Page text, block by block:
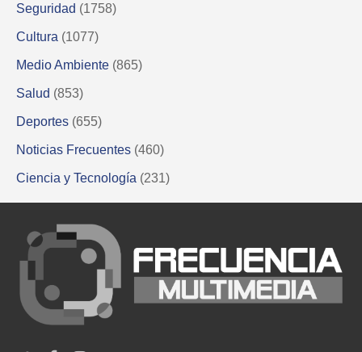
Seguridad (1758)
Cultura (1077)
Medio Ambiente (865)
Salud (853)
Deportes (655)
Noticias Frecuentes (460)
Ciencia y Tecnología (231)